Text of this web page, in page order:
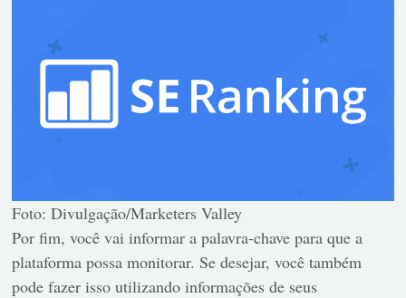
Foto: Divulgação/Marketers Valley
Por fim, você vai informar a palavra-chave para que a
plataforma possa monitorar. Se desejar, você também
pode fazer isso utilizando informações de seus